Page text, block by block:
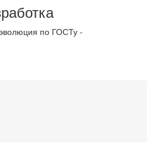
по ГОСТу -